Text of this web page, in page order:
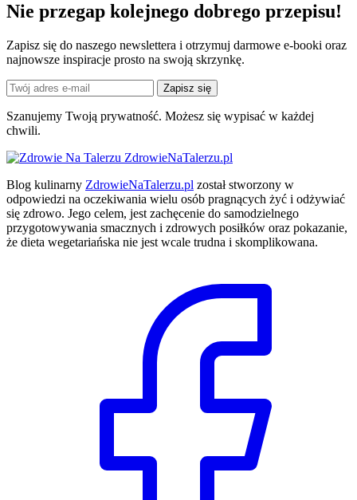
Nie przegap kolejnego dobrego przepisu!
Zapisz się do naszego newslettera i otrzymuj darmowe e-booki oraz
najnowsze inspiracje prosto na swoją skrzynkę.
Zapisz się
Szanujemy Twoją prywatność. Możesz się wypisać w każdej
chwili.
ZdrowieNaTalerzu.pl
Blog kulinarny ZdrowieNaTalerzu.pl został stworzony w
odpowiedzi na oczekiwania wielu osób pragnących żyć i odżywiać
się zdrowo. Jego celem, jest zachęcenie do samodzielnego
przygotowywania smacznych i zdrowych posiłków oraz pokazanie,
że dieta wegetariańska nie jest wcale trudna i skomplikowana.